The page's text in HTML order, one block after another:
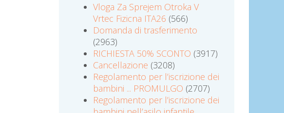
Vloga Za Sprejem Otroka V
Vrtec Fizicna ITA26 (566)
Domanda di trasferimento
(2963)
RICHIESTA 50% SCONTO (3917)
Cancellazione (3208)
Regolamento per l’iscrizione dei
bambini ... PROMULGO (2707)
Regolamento per l’iscrizione dei